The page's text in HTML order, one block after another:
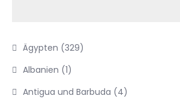
Ägypten (329)
Albanien (1)
Antigua und Barbuda (4)